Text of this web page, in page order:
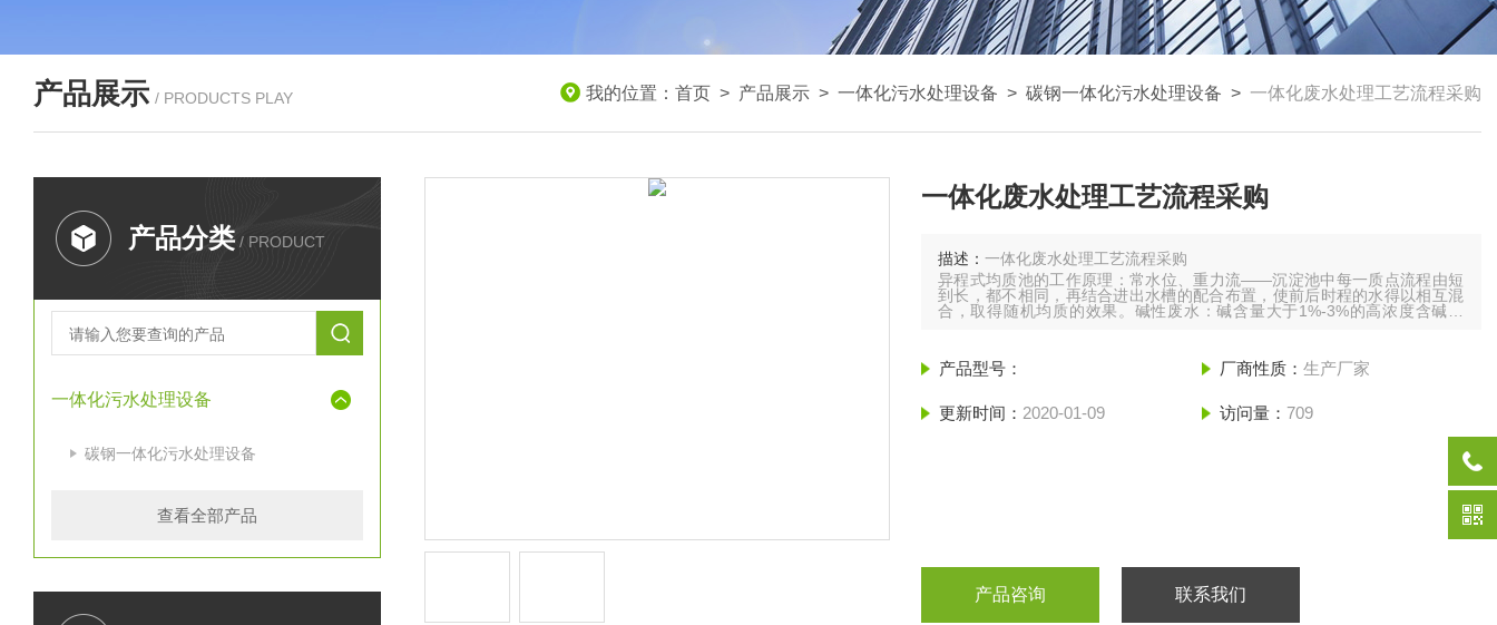
产品展示 / PRODUCTS PLAY 我的位置： 首页 > 产品展示 > 一体化污水处理设备 > 碳钢一体化污水处理设备 > 一体化废水处理工艺流程采购
产品分类 / PRODUCT
一体化污水处理设备
碳钢一体化污水处理设备
查看全部产品
一体化废水处理工艺流程采购
描述：一体化废水处理工艺流程采购
异程式均质池的工作原理：常水位、重力流——沉淀池中每一质点流程由短
到长，都不相同，再结合进出水槽的配合布置，使前后时程的水得以相互混
合，取得随机均质的效果。碱性废水：碱含量大于1%-3%的高浓度含碱废
水，。
普通中和滤池：为固定床，水的流向分平流式和竖流式（又分升流式和降流
产品型号： 厂商性质： 生产厂家
更新时间： 2020-01-09 访问量： 709
产品咨询 联系我们